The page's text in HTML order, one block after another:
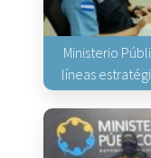
Ministerio
líneas